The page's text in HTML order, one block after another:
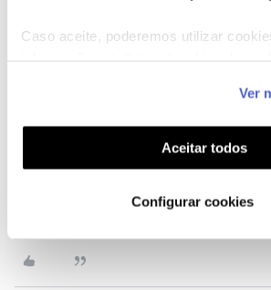
Caso aceite, poderemos utilizar
funcionalidades (cookies de
funcionalidade) e adaptar anúncios
(cookies de publicidade
utilização dos cookies clicando em "
Ver
Aceitar todos
Configurar cookies
Nós sugerimos alterar a tomada para
para ajudar e, por isso, pedimos a sua
Ajude a comunidade a encontrar